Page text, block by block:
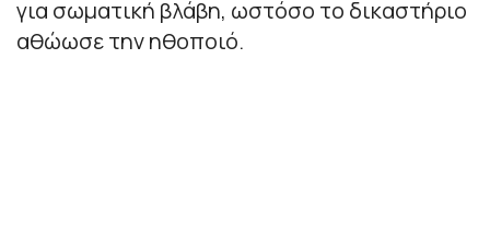
για σωματική βλάβη, ωστόσο το δικαστήριο
αθώωσε την ηθοποιό.